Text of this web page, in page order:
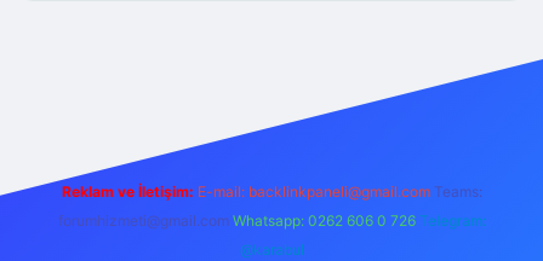
Reklam ve İletişim: E-mail: backlinkpaneli@gmail.com Teams:
forumhizmeti@gmail.com Whatsapp: 0262 606 0 726 Telegram:
@karabul